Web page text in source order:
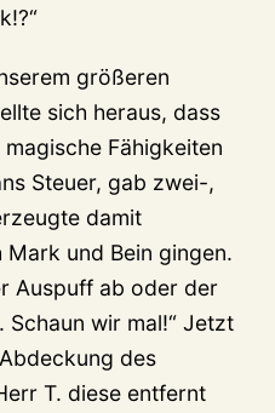
größeren
sich heraus, dass
Fähigkeiten
Steuer, gab zwei-,
damit
und Bein gingen.
Auspuff ab oder der
wir mal!“ Jetzt
des
T. diese entfernt